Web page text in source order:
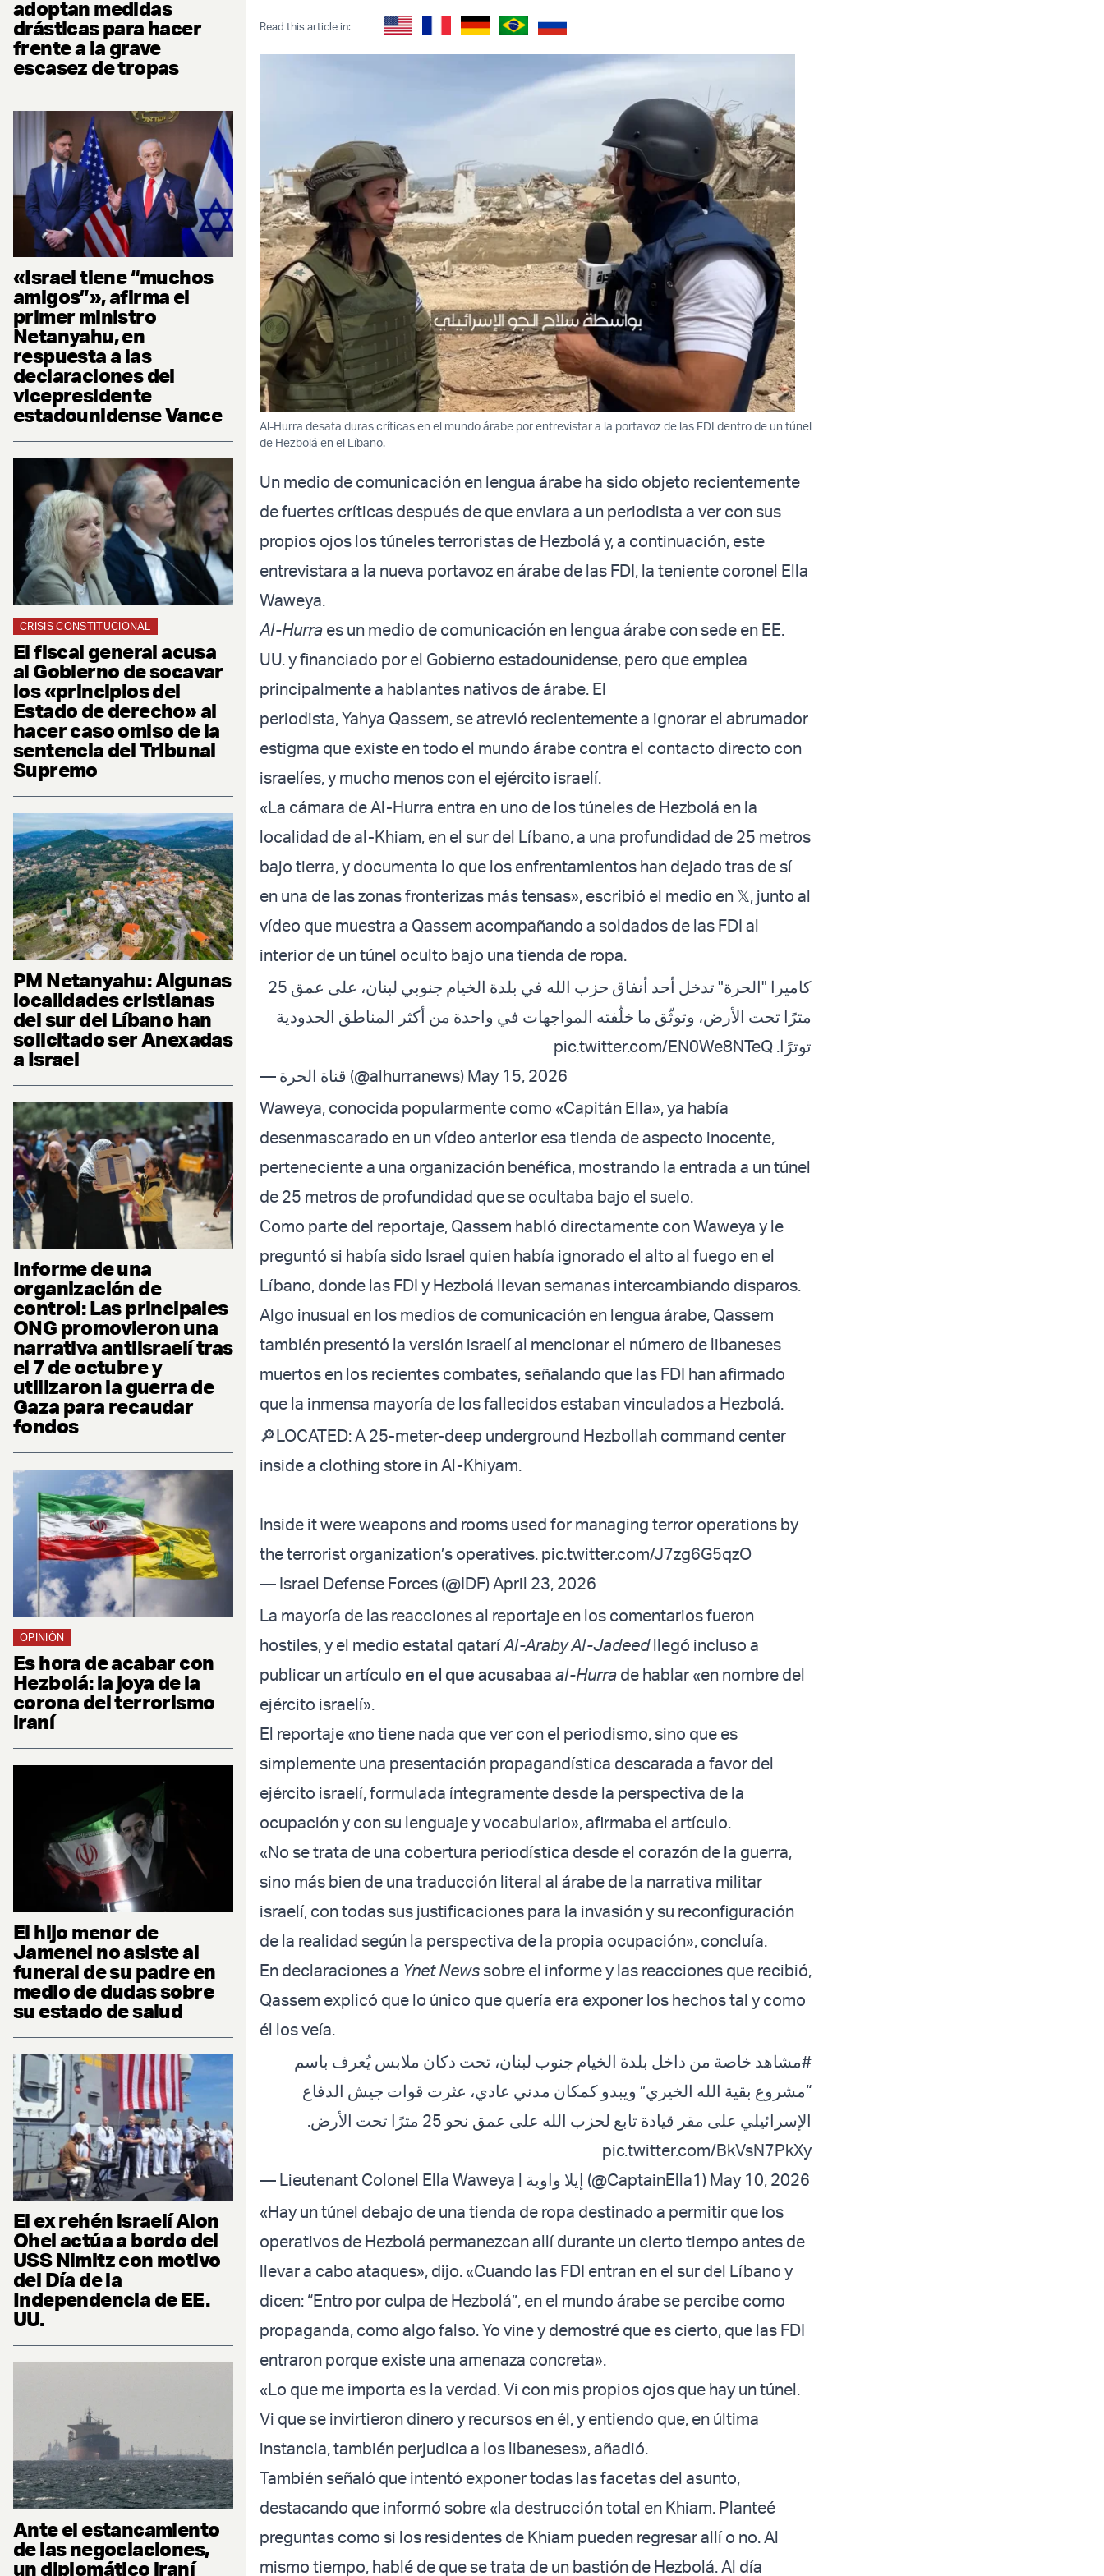
adoptan medidas
drásticas para hacer
frente a la grave
escasez de tropas
«Israel tiene “muchos
amigos”», afirma el
primer ministro
Netanyahu, en
respuesta a las
declaraciones del
vicepresidente
estadounidense Vance
CRISIS CONSTITUCIONAL
El fiscal general acusa
al Gobierno de socavar
los «principios del
Estado de derecho» al
hacer caso omiso de la
sentencia del Tribunal
Supremo
PM Netanyahu: Algunas
localidades cristianas
del sur del Líbano han
solicitado ser Anexadas
a Israel
Informe de una
organización de
control: Las principales
ONG promovieron una
narrativa antiisraelí tras
el 7 de octubre y
utilizaron la guerra de
Gaza para recaudar
fondos
OPINIÓN
Es hora de acabar con
Hezbolá: la joya de la
corona del terrorismo
iraní
El hijo menor de
Jamenei no asiste al
funeral de su padre en
medio de dudas sobre
su estado de salud
El ex rehén israelí Alon
Ohel actúa a bordo del
USS Nimitz con motivo
del Día de la
Independencia de EE.
UU.
Ante el estancamiento
de las negociaciones,
un diplomático iraní
Read this article in:
Al-Hurra desata duras críticas en el mundo árabe por entrevistar a la portavoz de las FDI dentro de un túnel
de Hezbolá en el Líbano.
Un medio de comunicación en lengua árabe ha sido objeto recientemente
de fuertes críticas después de que enviara a un periodista a ver con sus
propios ojos los túneles terroristas de Hezbolá y, a continuación, este
entrevistara a la nueva portavoz en árabe de las FDI, la teniente coronel Ella
Waweya.
Al-Hurra es un medio de comunicación en lengua árabe con sede en EE.
UU. y financiado por el Gobierno estadounidense, pero que emplea
principalmente a hablantes nativos de árabe. El
periodista, Yahya Qassem, se atrevió recientemente a ignorar el abrumador
estigma que existe en todo el mundo árabe contra el contacto directo con
israelíes, y mucho menos con el ejército israelí.
«La cámara de Al-Hurra entra en uno de los túneles de Hezbolá en la
localidad de al-Khiam, en el sur del Líbano, a una profundidad de 25 metros
bajo tierra, y documenta lo que los enfrentamientos han dejado tras de sí
en una de las zonas fronterizas más tensas», escribió el medio en 𝕏, junto al
vídeo que muestra a Qassem acompañando a soldados de las FDI al
interior de un túnel oculto bajo una tienda de ropa.
كاميرا "الحرة" تدخل أحد أنفاق حزب الله في بلدة الخيام جنوبي لبنان، على عمق 25
مترًا تحت الأرض، وتوثّق ما خلّفته المواجهات في واحدة من أكثر المناطق الحدودية
توترًا. pic.twitter.com/EN0We8NTeQ
— قناة الحرة (@alhurranews) May 15, 2026
Waweya, conocida popularmente como «Capitán Ella», ya había
desenmascarado en un vídeo anterior esa tienda de aspecto inocente,
perteneciente a una organización benéfica, mostrando la entrada a un túnel
de 25 metros de profundidad que se ocultaba bajo el suelo.
Como parte del reportaje, Qassem habló directamente con Waweya y le
preguntó si había sido Israel quien había ignorado el alto al fuego en el
Líbano, donde las FDI y Hezbolá llevan semanas intercambiando disparos.
Algo inusual en los medios de comunicación en lengua árabe, Qassem
también presentó la versión israelí al mencionar el número de libaneses
muertos en los recientes combates, señalando que las FDI han afirmado
que la inmensa mayoría de los fallecidos estaban vinculados a Hezbolá.
🔎LOCATED: A 25-meter-deep underground Hezbollah command center
inside a clothing store in Al-Khiyam.
Inside it were weapons and rooms used for managing terror operations by
the terrorist organization’s operatives. pic.twitter.com/J7zg6G5qzO
— Israel Defense Forces (@IDF)April 23, 2026
La mayoría de las reacciones al reportaje en los comentarios fueron
hostiles, y el medio estatal qataríAl-Araby Al-Jadeedllegó incluso a
publicar un artículo en el que acusabaa al-Hurra de hablar «en nombre del
ejército israelí».
El reportaje «no tiene nada que ver con el periodismo, sino que es
simplemente una presentación propagandística descarada a favor del
ejército israelí, formulada íntegramente desde la perspectiva de la
ocupación y con su lenguaje y vocabulario», afirmaba el artículo.
«No se trata de una cobertura periodística desde el corazón de la guerra,
sino más bien de una traducción literal al árabe de la narrativa militar
israelí, con todas sus justificaciones para la invasión y su reconfiguración
de la realidad según la perspectiva de la propia ocupación», concluía.
En declaraciones a Ynet Newssobre el informe y las reacciones que recibió,
Qassem explicó que lo único que quería era exponer los hechos tal y como
él los veía.
#مشاهد خاصة من داخل بلدة الخيام جنوب لبنان، تحت دكان ملابس يُعرف باسم
“مشروع بقية الله الخيري” ويبدو كمكان مدني عادي، عثرت قوات جيش الدفاع
الإسرائيلي على مقر قيادة تابع لحزب الله على عمق نحو 25 مترًا تحت الأرض.
pic.twitter.com/BkVsN7PkXy
— Lieutenant Colonel Ella Waweya | إيلا واوية (@CaptainElla1) May 10, 2026
«Hay un túnel debajo de una tienda de ropa destinado a permitir que los
operativos de Hezbolá permanezcan allí durante un cierto tiempo antes de
llevar a cabo ataques», dijo. «Cuando las FDI entran en el sur del Líbano y
dicen: “Entro por culpa de Hezbolá”, en el mundo árabe se percibe como
propaganda, como algo falso. Yo vine y demostré que es cierto, que las FDI
entraron porque existe una amenaza concreta».
«Lo que me importa es la verdad. Vi con mis propios ojos que hay un túnel.
Vi que se invirtieron dinero y recursos en él, y entiendo que, en última
instancia, también perjudica a los libaneses», añadió.
También señaló que intentó exponer todas las facetas del asunto,
destacando que informó sobre «la destrucción total en Khiam. Planteé
preguntas como si los residentes de Khiam pueden regresar allí o no. Al
mismo tiempo, hablé de que se trata de un bastión de Hezbolá. Al día